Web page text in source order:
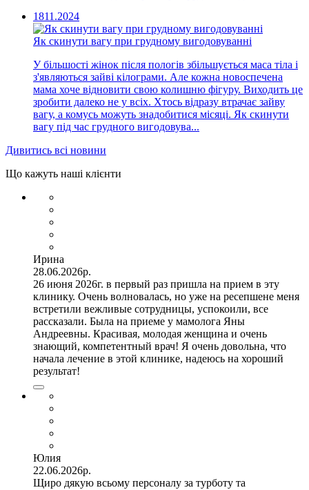
1811.2024
Як скинути вагу при грудному вигодовуванні
У більшості жінок після пологів збільшується маса тіла і
з'являються зайві кілограми. Але кожна новоспечена
мама хоче відновити свою колишню фігуру. Виходить це
зробити далеко не у всіх. Хтось відразу втрачає зайву
вагу, а комусь можуть знадобитися місяці. Як скинути
вагу під час грудного вигодовува...
Дивитись всі новини
Що кажуть наші клієнти
Ирина
28.06.2026р.
26 июня 2026г. в первый раз пришла на прием в эту
клинику. Очень волновалась, но уже на ресепшене меня
встретили вежливые сотрудницы, успокоили, все
рассказали. Была на приеме у мамолога Яны
Андреевны. Красивая, молодая женщина и очень
знающий, компетентный врач! Я очень довольна, что
начала лечение в этой клинике, надеюсь на хороший
результат!
Юлия
22.06.2026р.
Щиро дякую всьому персоналу за турботу та